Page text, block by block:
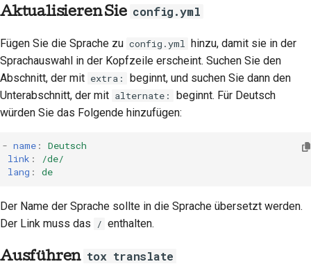
Aktualisieren Sie config.yml
Fügen Sie die Sprache zu config.yml hinzu, damit sie in der
Sprachauswahl in der Kopfzeile erscheint. Suchen Sie den
Abschnitt, der mit extra:
beginnt, und suchen Sie dann den
Unterabschnitt, der mit alternate:
beginnt. Für Deutsch
würden Sie das Folgende hinzufügen:
- name :
Deutsch
link :
/de/
lang : de
Der Name der Sprache sollte in die Sprache übersetzt werden.
Der Link muss das
/ enthalten.
Ausführen tox translate